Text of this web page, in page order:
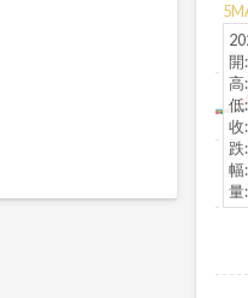
開:
高:
低:
收:
跌:
幅:
量:
5